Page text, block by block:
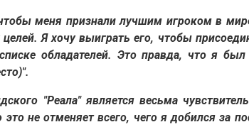
меня признали лучшим игроком в
Я хочу выиграть его, чтобы
обладателей. Это правда, что я
"Реала" является весьма
не отменяет всего, чего я добился за